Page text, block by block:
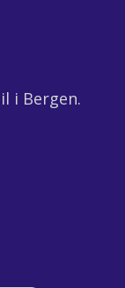
i Bergen.